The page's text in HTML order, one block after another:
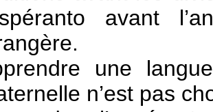
avant
une
n’est pas